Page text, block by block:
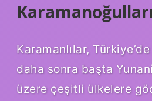
Karamanlılar,
daha sonra başta
üzere çeşitli ülkelere